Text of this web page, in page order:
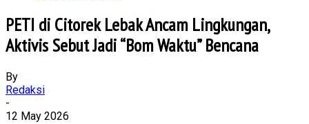
PETI di Citorek Lebak Ancam Lingkungan,
Aktivis Sebut Jadi “Bom Waktu” Bencana
By
Redaksi
-
12 May 2026